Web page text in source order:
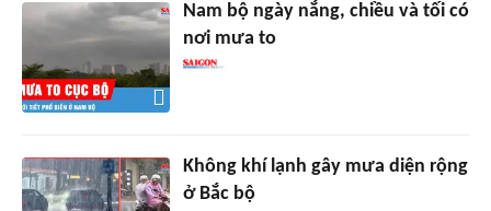
Nam bộ ngày nắng, chiều và tối có
nơi mưa to
Không khí lạnh gây mưa diện rộng
ở Bắc bộ